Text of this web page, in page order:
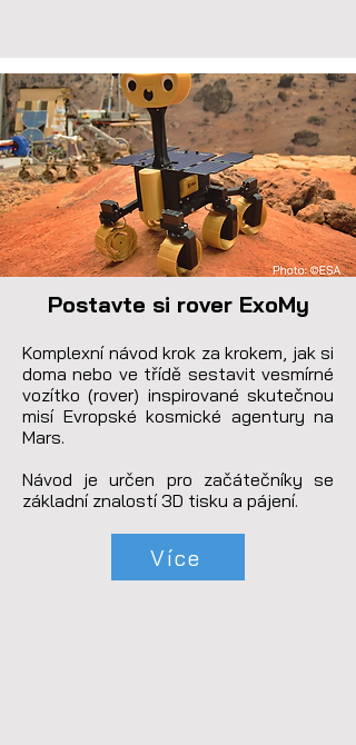
Postavte si rover ExoMy
Komplexní návod krok za krokem, jak si
doma nebo ve třídě sestavit vesmírné
vozítko (rover) inspirované skutečnou
misí Evropské kosmické agentury na
Mars.
Návod je určen pro začátečníky se
základní znalostí 3D tisku a pájení.
Více